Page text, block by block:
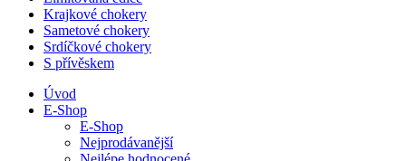
Krajkové chokery
Sametové chokery
Srdíčkové chokery
S přívěskem
Úvod
E-Shop
E-Shop
Nejprodávanější